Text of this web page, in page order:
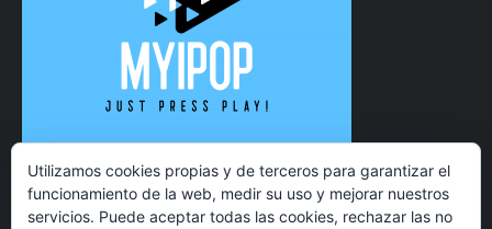
Utilizamos cookies propias y de terceros para garantizar el
funcionamiento de la web, medir su uso y mejorar nuestros
servicios. Puede aceptar todas las cookies, rechazar las no